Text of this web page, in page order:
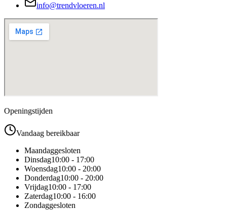
info@trendvloeren.nl
Openingstijden
Vandaag bereikbaar
Maandaggesloten
Dinsdag10:00 - 17:00
Woensdag10:00 - 20:00
Donderdag10:00 - 20:00
Vrijdag10:00 - 17:00
Zaterdag10:00 - 16:00
Zondaggesloten